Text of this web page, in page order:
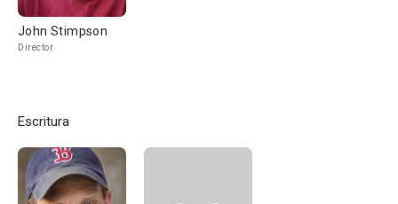
John Stimpson
Director
Escritura